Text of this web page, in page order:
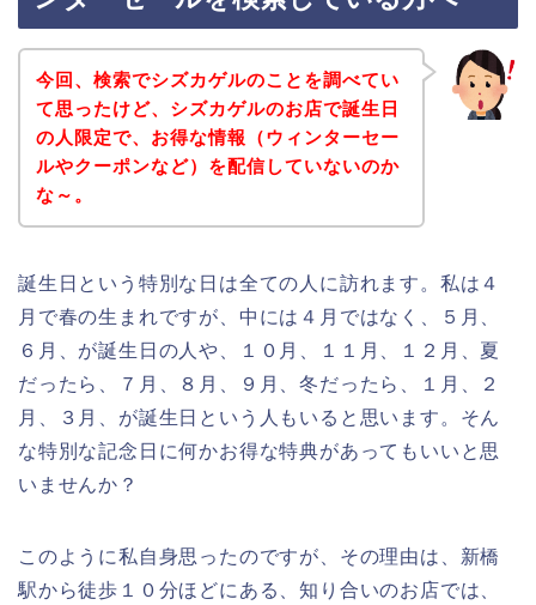
今回、検索でシズカゲルのことを調べてい
て思ったけど、シズカゲルのお店で誕生日
の人限定で、お得な情報（ウィンターセー
ルやクーポンなど）を配信していないのか
な～。
誕生日という特別な日は全ての人に訪れます。私は４
月で春の生まれですが、中には４月ではなく、５月、
６月、が誕生日の人や、１０月、１１月、１２月、夏
だったら、７月、８月、９月、冬だったら、１月、２
月、３月、が誕生日という人もいると思います。そん
な特別な記念日に何かお得な特典があってもいいと思
いませんか？
このように私自身思ったのですが、その理由は、新橋
駅から徒歩１０分ほどにある、知り合いのお店では、